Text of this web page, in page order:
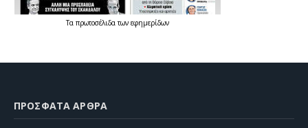
Τα πρωτοσέλιδατων εφημερίδων
ΠΡΌΣΦΑΤΑ ΆΡΘΡΑ